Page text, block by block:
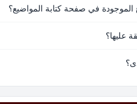
في صفحة كتابة المواضيع؟
عليها؟